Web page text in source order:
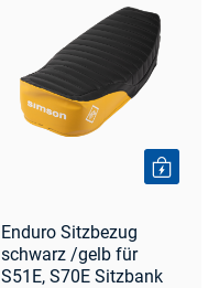
Enduro Sitzbezug
schwarz /gelb für
S51E, S70E Sitzbank